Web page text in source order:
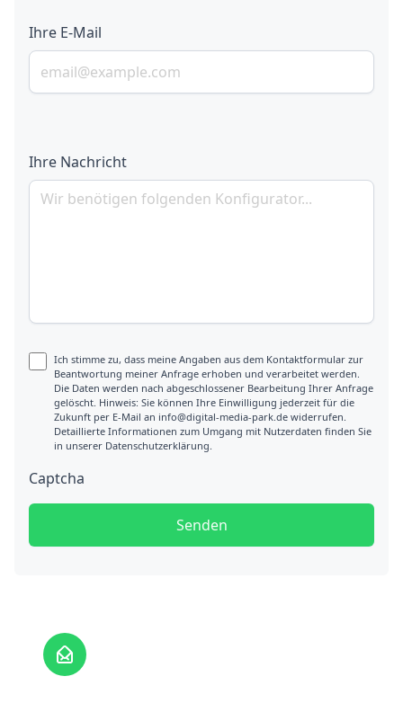
Ihre E-Mail
Ihre Nachricht
Ich stimme zu, dass meine Angaben aus dem Kontaktformular zur
Beantwortung meiner Anfrage erhoben und verarbeitet werden.
Die Daten werden nach abgeschlossener Bearbeitung Ihrer Anfrage
gelöscht. Hinweis: Sie können Ihre Einwilligung jederzeit für die
Zukunft per E-Mail an info@digital-media-park.de widerrufen.
Detaillierte Informationen zum Umgang mit Nutzerdaten finden Sie
in unserer Datenschutzerklärung.
Captcha
Senden